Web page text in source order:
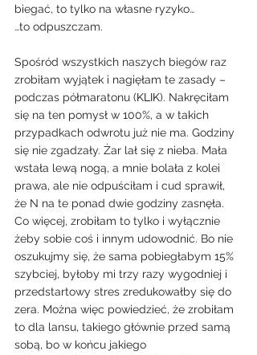
biegać, to tylko na własne ryzyko…
…to odpuszczam.
Spośród wszystkich naszych biegów raz
zrobiłam wyjątek i nagięłam te zasady –
podczas półmaratonu (KLIK). Nakręciłam
się na ten pomysł w 100%, a w takich
przypadkach odwrotu już nie ma. Godziny
się nie zgadzały. Żar lał się z nieba. Mała
wstała lewą nogą, a mnie bolała z kolei
prawa, ale nie odpuściłam i cud sprawił,
że N na te ponad dwie godziny zasnęła.
Co więcej, zrobiłam to tylko i wyłącznie
żeby sobie coś i innym udowodnić. Bo nie
oszukujmy się, że sama pobiegłabym 15%
szybciej, byłoby mi trzy razy wygodniej i
przedstartowy stres zredukowałby się do
zera. Można więc powiedzieć, że zrobiłam
to dla lansu, takiego głównie przed samą
sobą, bo w końcu jakiego